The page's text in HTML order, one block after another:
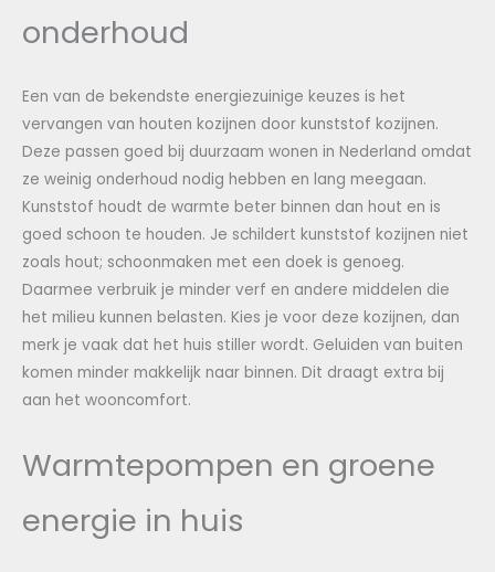
onderhoud
Een van de bekendste energiezuinige keuzes is het
vervangen van houten kozijnen door kunststof kozijnen.
Deze passen goed bij duurzaam wonen in Nederland omdat
ze weinig onderhoud nodig hebben en lang meegaan.
Kunststof houdt de warmte beter binnen dan hout en is
goed schoon te houden. Je schildert kunststof kozijnen niet
zoals hout; schoonmaken met een doek is genoeg.
Daarmee verbruik je minder verf en andere middelen die
het milieu kunnen belasten. Kies je voor deze kozijnen, dan
merk je vaak dat het huis stiller wordt. Geluiden van buiten
komen minder makkelijk naar binnen. Dit draagt extra bij
aan het wooncomfort.
Warmtepompen en groene
energie in huis